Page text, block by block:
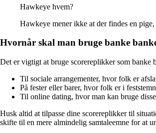
Hawkeye hvem?
Hawkeye mener ikke at der findes en
Hvornår skal man bruge banke
Det er vigtigt at bruge scorereplikker som banke
Til sociale arrangementer, hvor folk er
På fester eller barer, hvor folk er i
Til online dating, hvor man kan bruge
Husk altid at tilpasse dine scorereplikker til
skifte til en mere almindelig samtaleemne for at